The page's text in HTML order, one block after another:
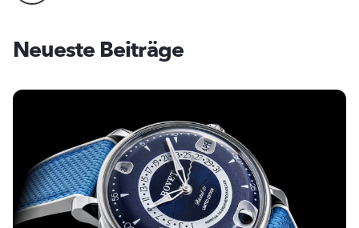
Neueste Beiträge